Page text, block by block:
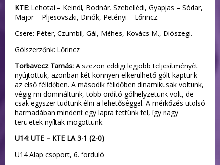
KTE: Lehotai – Keindl, Bodnár, Szebellédi, Gyapjas – Sódar,
Major – Pljesovszki, Dinók, Petényi – Lőrincz.
Csere: Péter, Czumbil, Gál, Méhes, Kovács M., Diószegi.
Gólszerzőnk: Lőrincz
Torbavecz Tamás: A szezon eddigi legjobb teljesítményét
nyújtottuk, azonban két könnyen elkerülhető gólt kaptunk
az első félidőben. A második félidőben dinamikusak voltunk,
végig mi domináltunk, több ordító gólhelyzetünk volt, de
csak egyszer tudtunk élni a lehetőséggel. A mérkőzés utolsó
harmadában mindent egy lapra tettünk fel, így nagy
területek nyíltak mögöttünk.
U14: UTE – KTE LA 3-1 (2-0)
U14 Alap csoport, 6. forduló